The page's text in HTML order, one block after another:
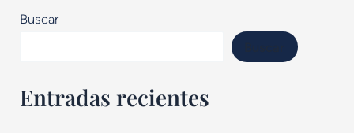
Buscar
Entradas recientes